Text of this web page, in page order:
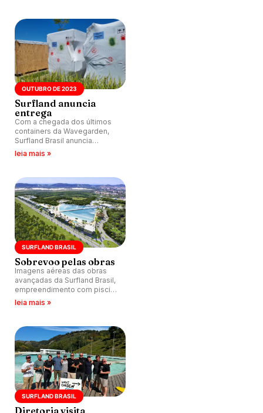
OUTUBRO DE 2023
Surfland anuncia
entrega
Com a chegada dos últimos
containers da Wavegarden,
Surfland Brasil anuncia
entrega do empreendimento
leia mais »
SURFLAND BRASIL
Sobrevoo pelas obras
Imagens aéreas das obras
avançadas da Surfland Brasil,
empreendimento com piscina
de ondas previsto para ser
leia mais »
SURFLAND BRASIL
Diretoria visita